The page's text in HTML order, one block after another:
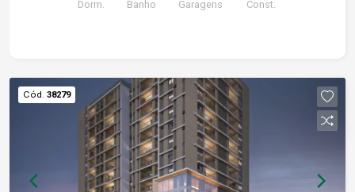
apartamento. Seu novo lar ou o seu próximo
Dorm. Banho Garagens Const.
Cód. 38279